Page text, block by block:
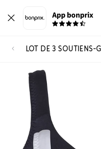
App bonprix